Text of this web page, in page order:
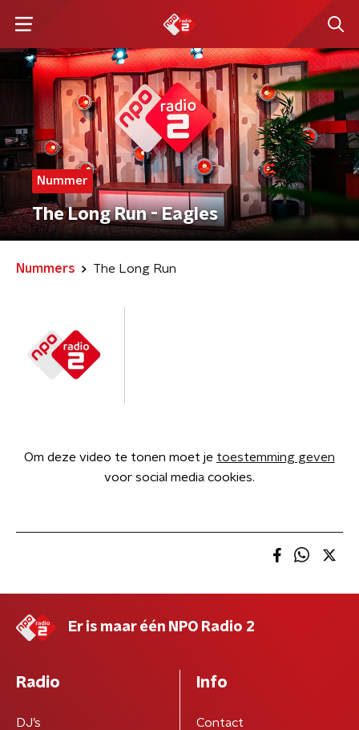
Nummer
The Long Run - Eagles
Nummers The Long Run
Om deze video te tonen moet je toestemming geven
voor social media cookies.
Er is maar één NPO Radio 2
Radio
DJ’s
Info
Contact